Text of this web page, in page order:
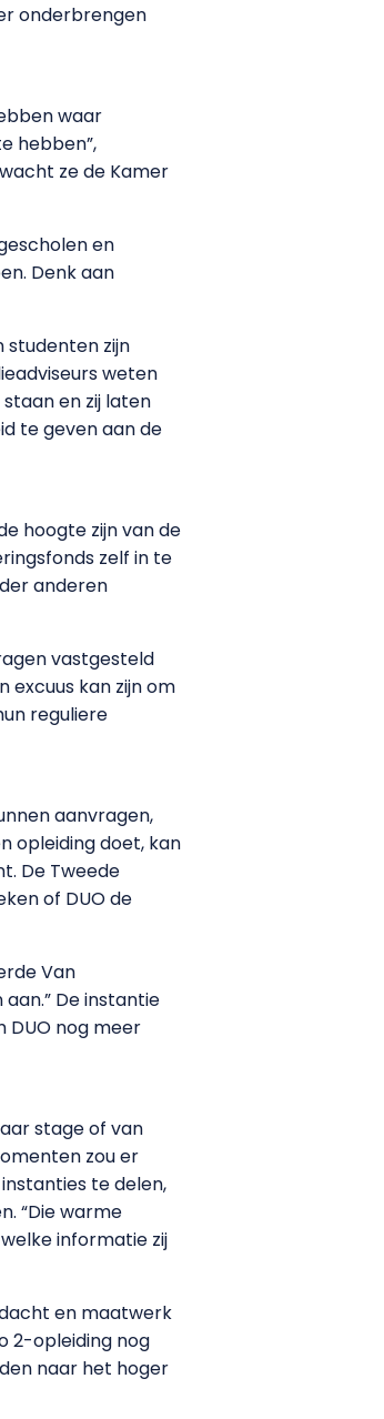
onderbrengen
waar
hebben”,
ze de Kamer
en
Denk aan
studenten zijn
weten
en zij laten
te geven aan de
hoogte zijn van de
zelf in te
anderen
vastgesteld
excuus kan zijn om
reguliere
aanvragen,
opleiding doet, kan
De Tweede
of DUO de
Van
De instantie
DUO nog meer
stage of van
zou er
te delen,
“Die warme
informatie zij
en maatwerk
2-opleiding nog
naar het hoger